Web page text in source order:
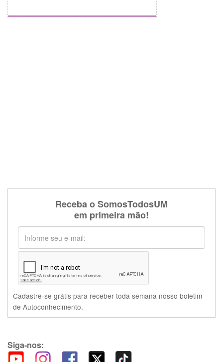
Receba o SomosTodosUM
em primeira mão!
Cadastre-se grátis para receber toda semana nosso boletim
de Autoconhecimento.
Siga-nos: